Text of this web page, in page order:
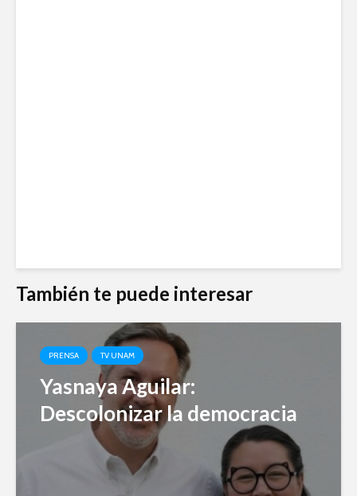
También te puede interesar
PRENSA TV UNAM
Yasnaya Aguilar:
Descolonizar la democracia